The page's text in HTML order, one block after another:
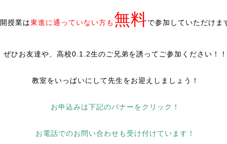
授業は東進に通っていない方も 無料で参加していただけま
ぜひお友達や、高校0.1.2生のご兄弟を誘ってご参加ください！！
教室をいっぱいにして先生をお迎えしましょう！
お申込みは下記のバナーをクリック！
お電話でのお問い合わせも受け付けています！